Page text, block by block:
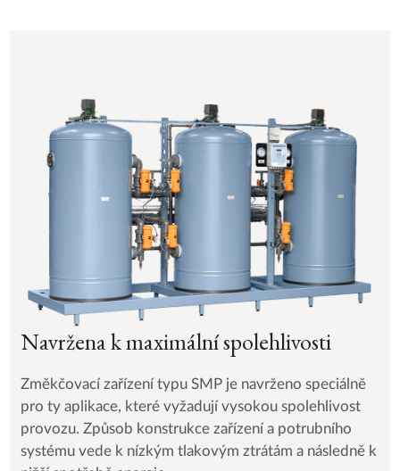
Navržena k maximální spolehlivosti
Změkčovací zařízení typu SMP je navrženo speciálně
pro ty aplikace, které vyžadují vysokou spolehlivost
provozu. Způsob konstrukce zařízení a potrubního
systému vede k nízkým tlakovým ztrátám a následně k